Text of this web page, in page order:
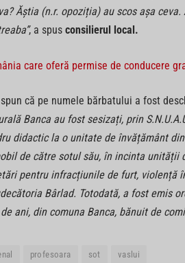
Ăștia (n.r. opoziția) au scos așa
, a spus consilierul local.
care oferă permise de conducere
că pe numele bărbatului a fost
Banca au fost sesizați, prin
didactic la o unitate de învățământ
de către sotul său, în incinta unității
pentru infracțiunile de furt, violență
Bârlad. Totodată, a fost emis
ani, din comuna Banca, bănuit de
profesoara sot vaslui